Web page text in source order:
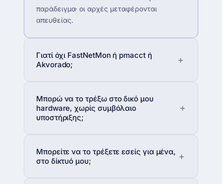
παράδειγμα· οι αρχές μεταφέρονται
απευθείας.
Γιατί όχι FastNetMon ή pmacct ή
Akvorado;
Μπορώ να το τρέξω στο δικό μου
hardware, χωρίς συμβόλαιο
υποστήριξης;
Μπορείτε να το τρέξετε εσείς για μένα,
στο δίκτυό μου;